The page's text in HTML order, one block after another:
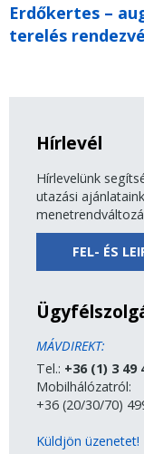
Erdőkertes –
terelés
Hírlevél
Hírlevelünk
utazási
FEL- ÉS
MÁVDIREKT:
Tel.: +36 (1) 3 49
Mobilhálózatról:
+36 (20/30/70)
Küldjön üzenetet!